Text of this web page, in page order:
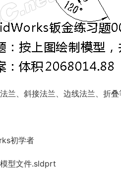
兰、斜接法兰、边线法兰、折
初学者
型文件.sldprt